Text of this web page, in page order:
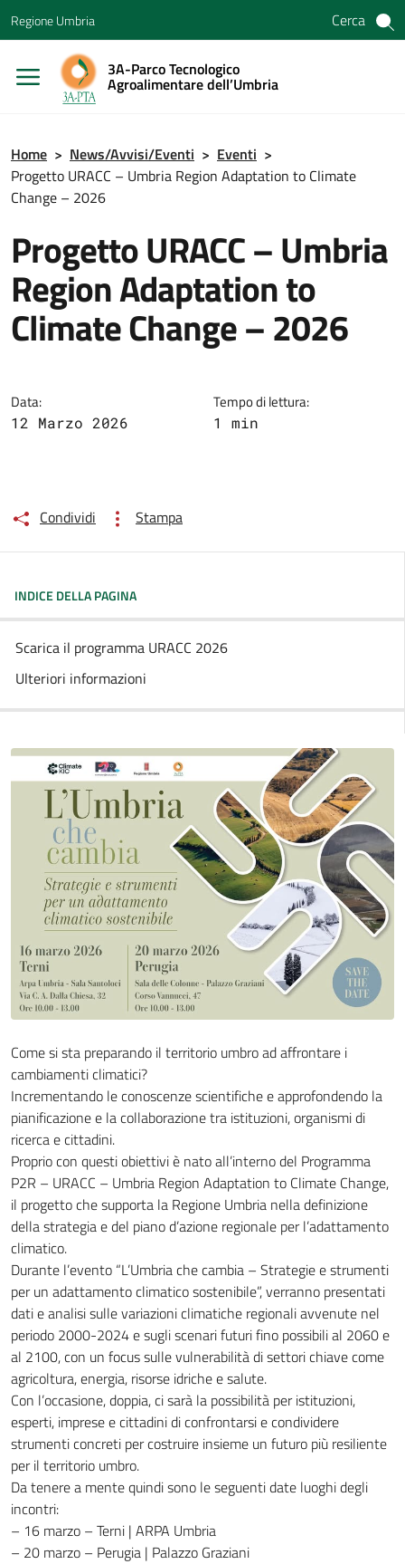
Vai al menu di navigazione
Vai al footer
Regione Umbria Cerca
3A-Parco Tecnologico
Agroalimentare dell’Umbria
Home > News/Avvisi/Eventi > Eventi >
Progetto URACC – Umbria Region Adaptation to Climate
Change – 2026
Progetto URACC – Umbria
Region Adaptation to
Climate Change – 2026
Data:
12 Marzo 2026
Tempo di lettura:
1 min
Condividi Stampa
INDICE DELLA PAGINA
Scarica il programma URACC 2026
Ulteriori informazioni
Come si sta preparando il territorio umbro ad affrontare i
cambiamenti climatici?
Incrementando le conoscenze scientifiche e approfondendo la
pianificazione e la collaborazione tra istituzioni, organismi di
ricerca e cittadini.
Proprio con questi obiettivi è nato all’interno del Programma
P2R – URACC – Umbria Region Adaptation to Climate Change,
il progetto che supporta la Regione Umbria nella definizione
della strategia e del piano d’azione regionale per l’adattamento
climatico.
Durante l’evento “L’Umbria che cambia – Strategie e strumenti
per un adattamento climatico sostenibile”, verranno presentati
dati e analisi sulle variazioni climatiche regionali avvenute nel
periodo 2000-2024 e sugli scenari futuri fino possibili al 2060 e
al 2100, con un focus sulle vulnerabilità di settori chiave come
agricoltura, energia, risorse idriche e salute.
Con l’occasione, doppia, ci sarà la possibilità per istituzioni,
esperti, imprese e cittadini di confrontarsi e condividere
strumenti concreti per costruire insieme un futuro più resiliente
per il territorio umbro.
Da tenere a mente quindi sono le seguenti date luoghi degli
incontri:
– 16 marzo – Terni | ARPA Umbria
– 20 marzo – Perugia | Palazzo Graziani